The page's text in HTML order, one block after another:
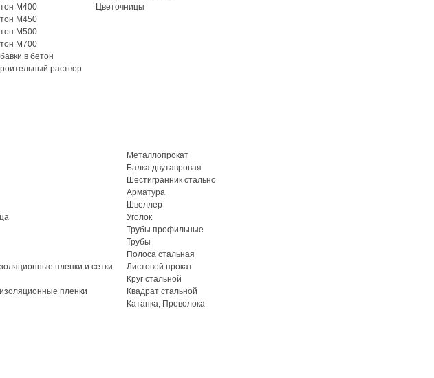
М400
М450
М500
М700
в бетон
раствор
Цветочницы
пленки и сетки
пленки
Металлопрокат
Балка двутавровая
Шестигранник стально
Арматура
Швеллер
Уголок
Трубы профильные
Трубы
Полоса стальная
Листовой прокат
Круг стальной
Квадрат стальной
Катанка, Проволока